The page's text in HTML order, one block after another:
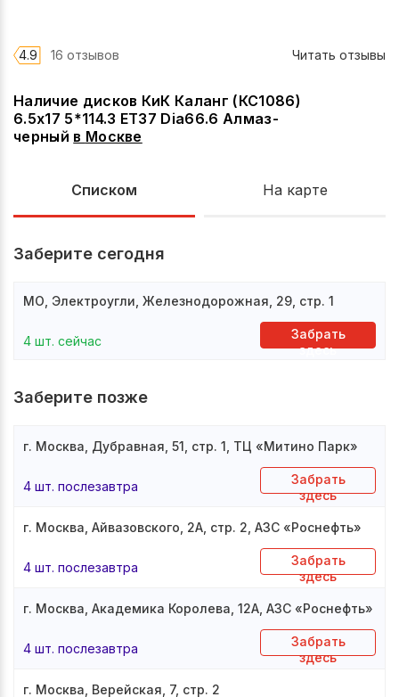
Наличие дисков КиК Каланг (КС1086)
6.5x17 5*114.3 ET37 Dia66.6 Алмаз-
черный в Москве
Списком На карте
Заберите сегодня
МО, Электроугли, Железнодорожная, 29, стр. 1
4 шт. сейчас
Забрать
здесь
Заберите позже
г. Москва, Дубравная, 51, стр. 1, ТЦ «Митино Парк»
4 шт. послезавтра
Забрать
здесь
г. Москва, Айвазовского, 2А, стр. 2, АЗС «Роснефть»
4 шт. послезавтра
Забрать
здесь
г. Москва, Академика Королева, 12А, АЗС «Роснефть»
4 шт. послезавтра
Забрать
здесь
г. Москва, Верейская, 7, стр. 2
4.9 16 отзывов Читать отзывы